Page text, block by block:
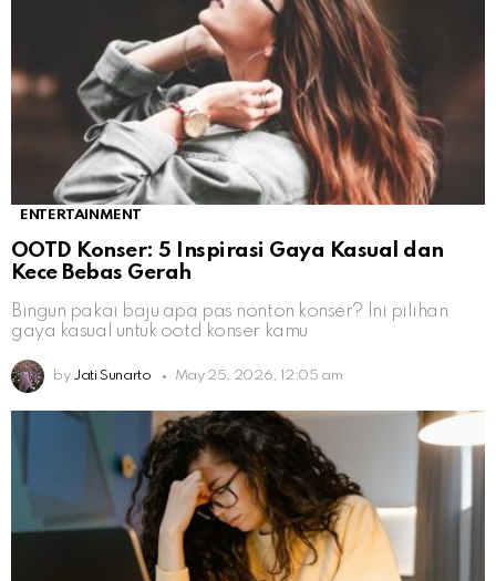
ENTERTAINMENT
OOTD Konser: 5 Inspirasi Gaya Kasual dan
Kece Bebas Gerah
Bingun pakai baju apa pas nonton konser? Ini pilihan
gaya kasual untuk ootd konser kamu
by Jati Sunarto May 25, 2026, 12:05 am